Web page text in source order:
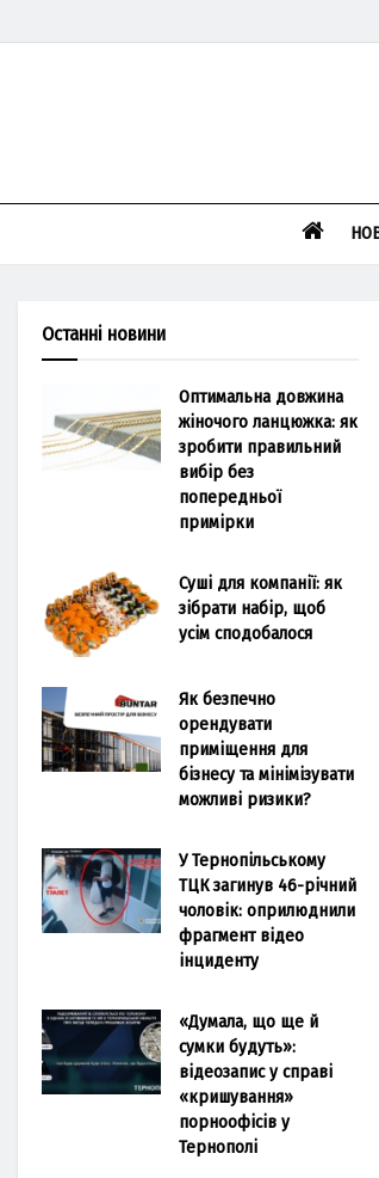
Останні новини
Оптимальна довжина
жіночого ланцюжка: як
зробити правильний
вибір без
попередньої
примірки
Суші для компанії: як
зібрати набір, щоб
усім сподобалося
Як безпечно
орендувати
приміщення для
бізнесу та мінімізувати
можливі ризики?
У Тернопільському
ТЦК загинув 46-річний
чоловік: оприлюднили
фрагмент відео
інциденту
«Думала, що ще й
сумки будуть»:
відеозапис у справі
«кришування»
порноофісів у
Тернополі